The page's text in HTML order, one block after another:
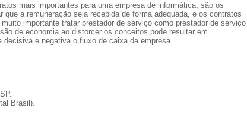
mais importantes para uma empresa de informática, são os
a remuneração seja recebida de forma adequada, e os contratos
importante tratar prestador de serviço como prestador de serviço
de economia ao distorcer os conceitos pode resultar em
e negativa o fluxo de caixa da empresa.
Brasil).